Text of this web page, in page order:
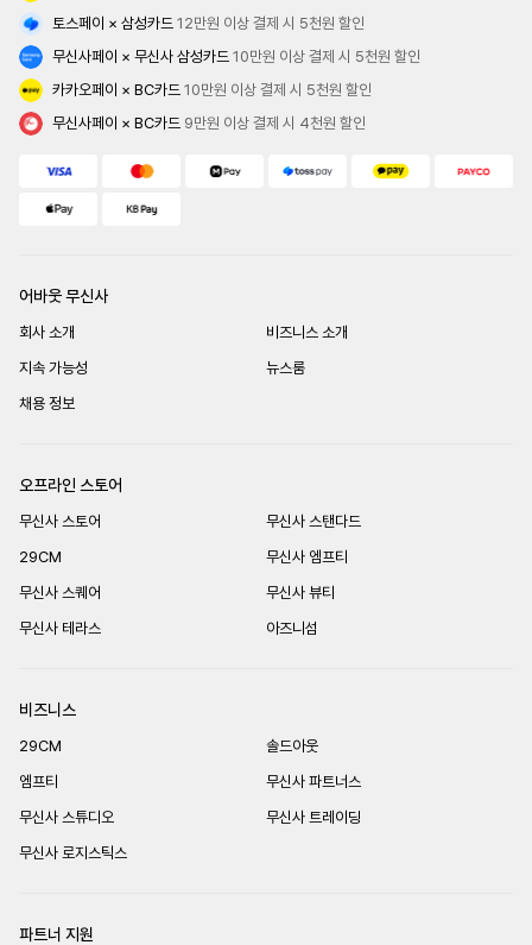
토스페이 × 삼성카드 12만원 이상 결제 시 5천원 할인
무신사페이 × 무신사 삼성카드 10만원 이상 결제 시 5천원 할인
카카오페이 × BC카드 10만원 이상 결제 시 5천원 할인
무신사페이 × BC카드 9만원 이상 결제 시 4천원 할인
어바웃 무신사
회사 소개
비즈니스 소개
지속 가능성
뉴스룸
채용 정보
오프라인 스토어
무신사 스토어
무신사 스탠다드
29CM
무신사 엠프티
무신사 스퀘어
무신사 뷰티
무신사 테라스
아즈니섬
비즈니스
29CM
솔드아웃
엠프티
무신사 파트너스
무신사 스튜디오
무신사 트레이딩
무신사 로지스틱스
파트너 지원